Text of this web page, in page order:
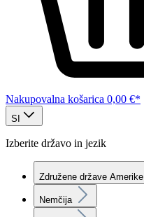
Nakupovalna košarica 0,00 €*
SI
Izberite državo in jezik
Združene države Amerike
Nemčija